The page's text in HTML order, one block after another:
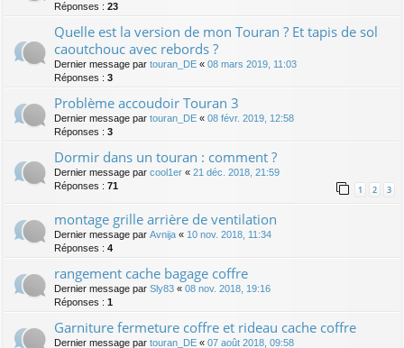
Réponses : 23
Quelle est la version de mon Touran ? Et tapis de sol
caoutchouc avec rebords ?
Dernier message par touran_DE « 08 mars 2019, 11:03
Réponses : 3
Problème accoudoir Touran 3
Dernier message par touran_DE « 08 févr. 2019, 12:58
Réponses : 3
Dormir dans un touran : comment ?
Dernier message par cool1er « 21 déc. 2018, 21:59
Réponses : 71 1 2 3
montage grille arrière de ventilation
Dernier message par Avnija « 10 nov. 2018, 11:34
Réponses : 4
rangement cache bagage coffre
Dernier message par Sly83 « 08 nov. 2018, 19:16
Réponses : 1
Garniture fermeture coffre et rideau cache coffre
Dernier message par touran_DE « 07 août 2018, 09:58